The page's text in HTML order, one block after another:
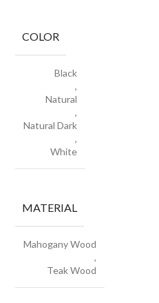
COLOR
Black
,
Natural
,
Natural Dark
,
White
MATERIAL
Mahogany Wood
,
Teak Wood